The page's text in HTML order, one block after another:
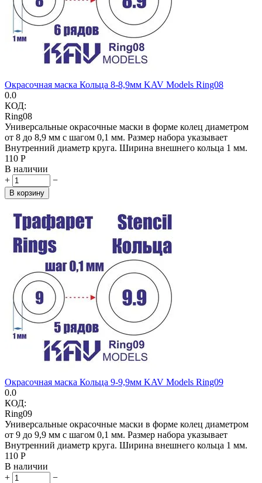
Окрасочная маска Кольца 8-8,9мм KAV Models Ring08
0.0
КОД:
Ring08
Универсальные окрасочные маски в форме колец диаметром
от 8 до 8,9 мм с шагом 0,1 мм. Размер набора указывает
Внутренний диаметр круга. Ширина внешнего кольца 1 мм.
‍110‍ Р
В наличии
+
−
В корзину
Окрасочная маска Кольца 9-9,9мм KAV Models Ring09
0.0
КОД:
Ring09
Универсальные окрасочные маски в форме колец диаметром
от 9 до 9,9 мм с шагом 0,1 мм. Размер набора указывает
Внутренний диаметр круга. Ширина внешнего кольца 1 мм.
‍110‍ Р
В наличии
+
−